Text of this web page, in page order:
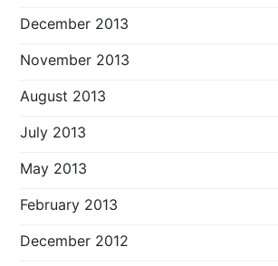
December 2013
November 2013
August 2013
July 2013
May 2013
February 2013
December 2012